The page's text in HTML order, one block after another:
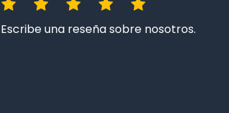
Escribe una reseña sobre nosotros.